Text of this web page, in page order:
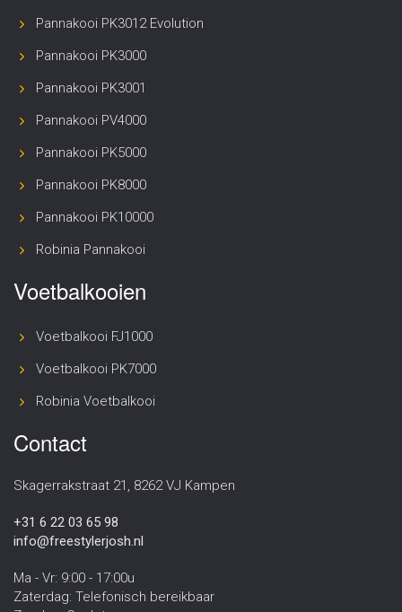
Pannakooi PK3012 Evolution
Pannakooi PK3000
Pannakooi PK3001
Pannakooi PV4000
Pannakooi PK5000
Pannakooi PK8000
Pannakooi PK10000
Robinia Pannakooi
Voetbalkooien
Voetbalkooi FJ1000
Voetbalkooi PK7000
Robinia Voetbalkooi
Contact
Skagerrakstraat 21, 8262 VJ Kampen
+31 6 22 03 65 98
info@freestylerjosh.nl
Ma - Vr: 9:00 - 17:00u
Zaterdag: Telefonisch bereikbaar